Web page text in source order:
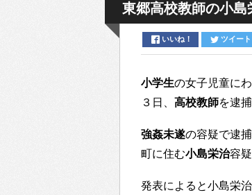
東郷高校教師の小
いいね！ ツイート
小学生の女子児童に
３日、 高校教師を逮
強姦未遂の容疑で逮
町に住む小島栄治容
発表によると小島栄